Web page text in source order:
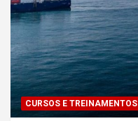
CURSOS E TREINAMENTOS